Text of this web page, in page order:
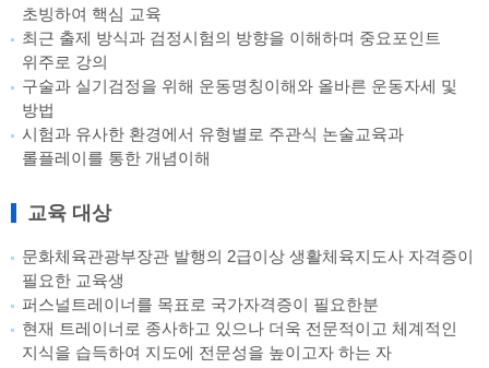
초빙하여 핵심 교육
최근 출제 방식과 검정시험의 방향을 이해하며 중요포인트
위주로 강의
구술과 실기검정을 위해 운동명칭이해와 올바른 운동자세 및
방법
시험과 유사한 환경에서 유형별로 주관식 논술교육과
롤플레이를 통한 개념이해
교육 대상
문화체육관광부장관 발행의 2급이상 생활체육지도사 자격증이
필요한 교육생
퍼스널트레이너를 목표로 국가자격증이 필요한분
현재 트레이너로 종사하고 있으나 더욱 전문적이고 체계적인
지식을 습득하여 지도에 전문성을 높이고자 하는 자